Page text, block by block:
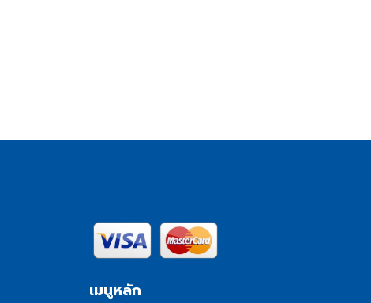
เมนูหลัก